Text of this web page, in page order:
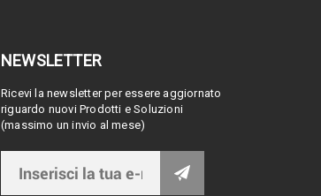
NEWSLETTER
Ricevi la newsletter per essere aggiornato
riguardo nuovi Prodotti e Soluzioni
(massimo un invio al mese)